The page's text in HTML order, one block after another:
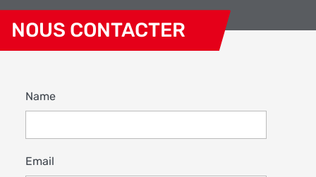
NOUS CONTACTER
Name
Email